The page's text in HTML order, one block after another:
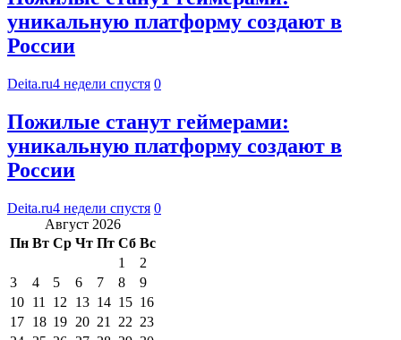
уникальную платформу создают в
России
Deita.ru4 недели спустя 0
Пожилые станут геймерами:
уникальную платформу создают в
России
Deita.ru4 недели спустя 0
Август 2026
Пн Вт Ср Чт Пт Сб Вс
1
2
3
4 5 6 7 8
9
10 11 12 13 14 15 16
17 18 19 20 21 22 23